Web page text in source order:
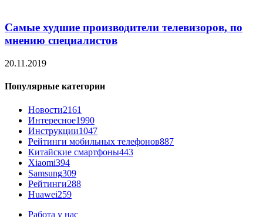
Самые худшие производители телевизоров, по
мнению специалистов
20.11.2019
Популярные категории
Новости2161
Интересное1990
Инструкции1047
Рейтинги мобильных телефонов887
Китайские смартфоны443
Xiaomi394
Samsung309
Рейтинги288
Huawei259
Работа у нас